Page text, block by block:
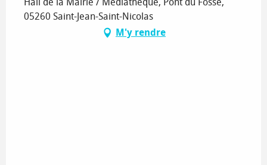
Hall de la Mairie / Médiathèque, Pont du Fossé,
05260 Saint-Jean-Saint-Nicolas
M'y rendre